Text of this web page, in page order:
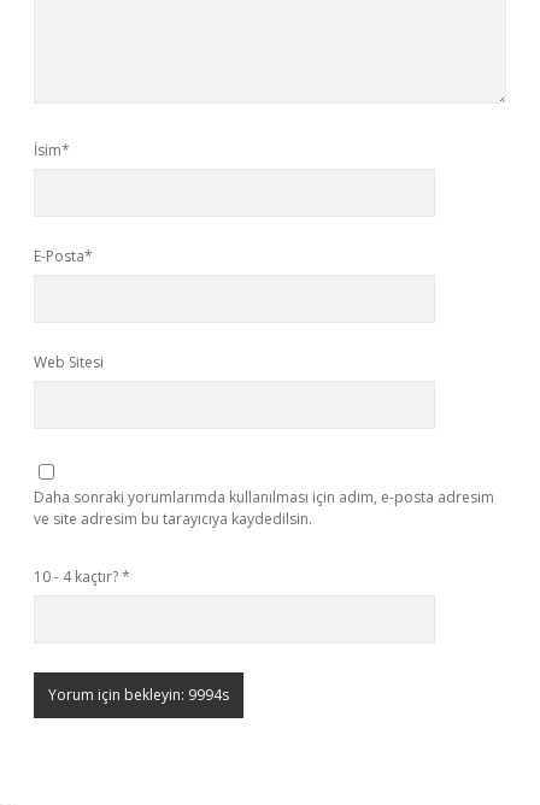
İsim*
E-Posta*
Web Sitesi
Daha sonraki yorumlarımda kullanılması için adım, e-posta adresim
ve site adresim bu tarayıcıya kaydedilsin.
10 - 4 kaçtır?*